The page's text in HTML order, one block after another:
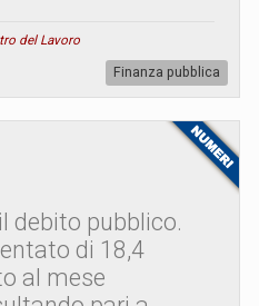
del Lavoro
Finanza pubblica
debito pubblico.
di 18,4
al mese